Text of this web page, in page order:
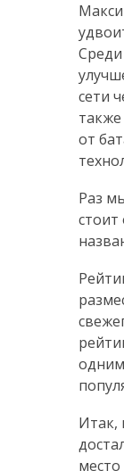
сети
от
Раз
стоит
Итак,